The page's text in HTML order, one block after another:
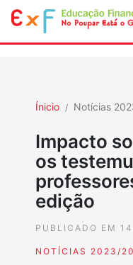
Ínicio Notícias
Impacto
os
edição
PUBLICADO EM
NOTÍCIAS 2023/